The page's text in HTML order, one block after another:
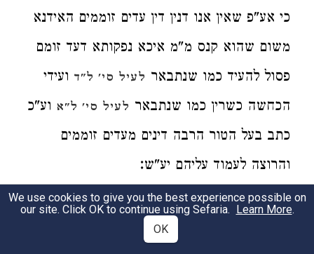
כי אע"פ שאין אנו דנין דין עדים זוממים האידנא
משום שהוא קנס מ"מ איכא נפקותא דעד זומם
פסול להעיד כמו שנתבאר לעיל סי' ל"ד ועידי
הכחשה כשרין כמו שנתבאר לעיל סי' ל"א וע"כ
כתב בעל הטור הרבה דינים מעדים זוממים
והרוצה לעמוד עליהם יע"ש:
Some of the Laws of Impeachment:1- If
two witnesses testified about an individual
that he owed so and so a maneh and two
We use cookies to give you the best experience possible on
our site. Click OK to continue using Sefaria. Learn More.
OK